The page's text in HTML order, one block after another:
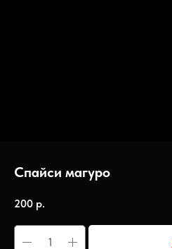
Спайси магуро
200 р.